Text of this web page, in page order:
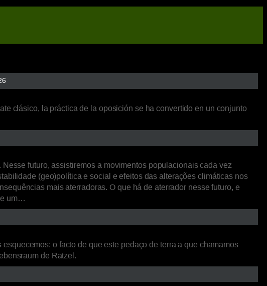
clásico, la práctica de la oposición se ha convertido en un conjunto
futuro, assistiremos a movimentos populacionais cada vez
(geo)política e social e efeitos das alterações climáticas nos
mais aterradoras. O que há de aterrador nesse futuro, e
um…
o facto de que este pedaço de terra a que chamamos
de Ratzel.